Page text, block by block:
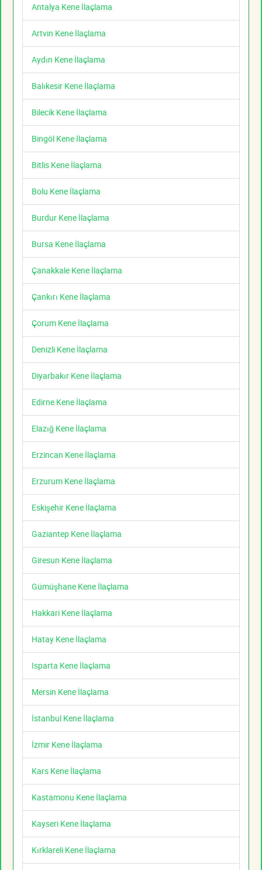
Antalya Kene İlaçlama
Artvin Kene İlaçlama
Aydın Kene İlaçlama
Balıkesir Kene İlaçlama
Bilecik Kene İlaçlama
Bingöl Kene İlaçlama
Bitlis Kene İlaçlama
Bolu Kene İlaçlama
Burdur Kene İlaçlama
Bursa Kene İlaçlama
Çanakkale Kene İlaçlama
Çankırı Kene İlaçlama
Çorum Kene İlaçlama
Denizli Kene İlaçlama
Diyarbakır Kene İlaçlama
Edirne Kene İlaçlama
Elazığ Kene İlaçlama
Erzincan Kene İlaçlama
Erzurum Kene İlaçlama
Eskişehir Kene İlaçlama
Gaziantep Kene İlaçlama
Giresun Kene İlaçlama
Gümüşhane Kene İlaçlama
Hakkari Kene İlaçlama
Hatay Kene İlaçlama
Isparta Kene İlaçlama
Mersin Kene İlaçlama
İstanbul Kene İlaçlama
İzmir Kene İlaçlama
Kars Kene İlaçlama
Kastamonu Kene İlaçlama
Kayseri Kene İlaçlama
Kırklareli Kene İlaçlama